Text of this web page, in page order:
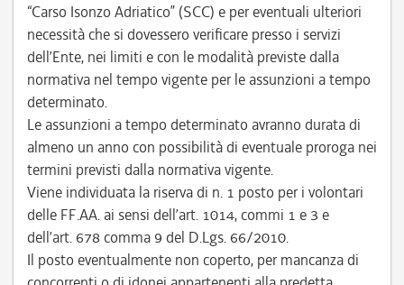
“Carso Isonzo Adriatico” (SCC) e per eventuali ulteriori
necessità che si dovessero verificare presso i servizi
dell’Ente, nei limiti e con le modalità previste dalla
normativa nel tempo vigente per le assunzioni a tempo
determinato.
Le assunzioni a tempo determinato avranno durata di
almeno un anno con possibilità di eventuale proroga nei
termini previsti dalla normativa vigente.
Viene individuata la riserva di n. 1 posto per i volontari
delle FF.AA. ai sensi dell’art. 1014, commi 1 e 3 e
dell’art. 678 comma 9 del D.Lgs. 66/2010.
Il posto eventualmente non coperto, per mancanza di